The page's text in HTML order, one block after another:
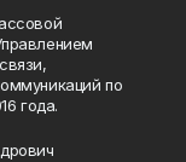
по
года.